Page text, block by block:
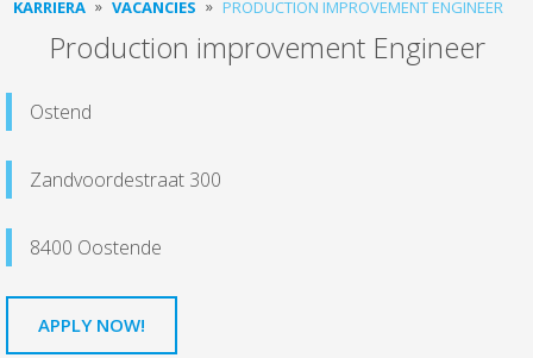
KARRIERA VACANCIES PRODUCTION IMPROVEMENT ENGINEER
Production improvement Engineer
Ostend
Zandvoordestraat 300
8400 Oostende
APPLY NOW!